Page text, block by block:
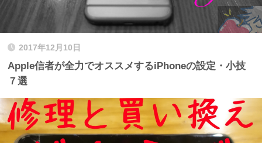
2017年12月10日
Apple信者が全力でオススメするiPhoneの設定・小技
７選